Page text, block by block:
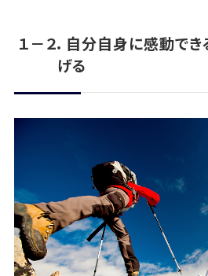
１－２．自分自身に感動で
げる